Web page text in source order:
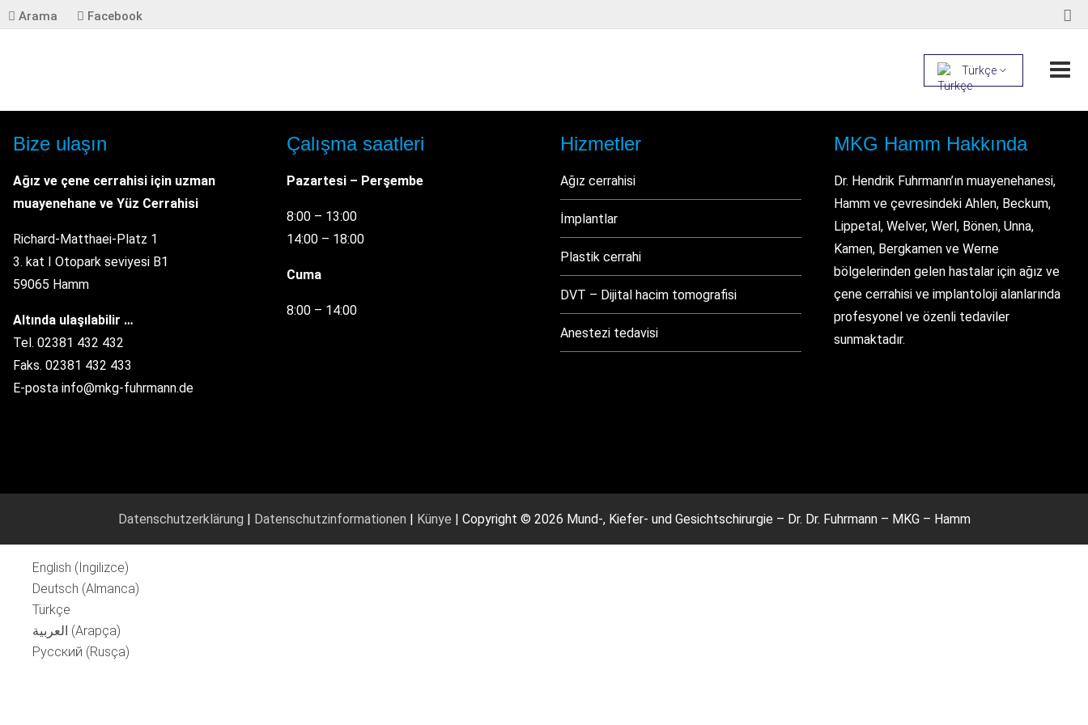
Arama Facebook
Türkçe
Bize ulaşın
Ağız ve çene cerrahisi için uzman
muayenehane ve Yüz Cerrahisi
Richard-Matthaei-Platz 1
3. kat I Otopark seviyesi B1
59065 Hamm
Altında ulaşılabilir …
Tel. 02381 432 432
Faks. 02381 432 433
E-posta info@mkg-fuhrmann.de
Çalışma saatleri
Pazartesi – Perşembe
8:00 – 13:00
14:00 – 18:00
Cuma
8:00 – 14:00
Hizmetler
Ağız cerrahisi
İmplantlar
Plastik cerrahi
DVT – Dijital hacim tomografisi
Anestezi tedavisi
MKG Hamm Hakkında
Dr. Hendrik Fuhrmann’ın muayenehanesi,
Hamm ve çevresindeki Ahlen, Beckum,
Lippetal, Welver, Werl, Bönen, Unna,
Kamen, Bergkamen ve Werne
bölgelerinden gelen hastalar için ağız ve
çene cerrahisi ve implantoloji alanlarında
profesyonel ve özenli tedaviler
sunmaktadır.
Datenschutzerklärung | Datenschutzinformationen | Künye | Copyright © 2026 Mund-, Kiefer- und Gesichtschirurgie – Dr. Dr. Fuhrmann – MKG – Hamm
English ( İngilizce)
Deutsch (Almanca)
Türkçe
العربية (Arapça)
Русский (Rusça)